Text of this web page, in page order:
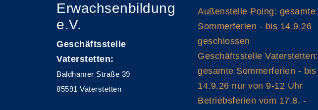
Erwachsenbildung
e.V.
Geschäftsstelle
Vaterstetten:
Baldhamer Straße 39
85591 Vaterstetten
Außenstelle Poing: gesamte
Sommerferien - bis 14.9.26
geschlossen
Geschäftsstelle Vaterstetten:
gesamte Sommerferien - bis
14.9.26 nur von 9-12 Uhr
Betriebsferien vom 17.8. -